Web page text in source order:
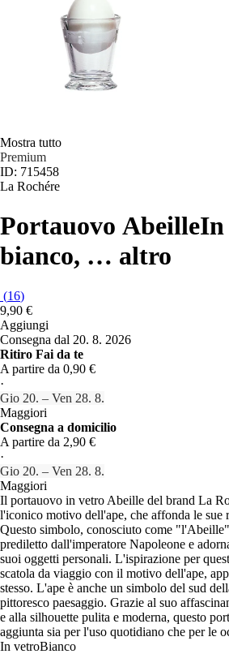
Mostra tutto
Premium
ID: 715458
La Rochére
Portauovo AbeilleIn
bianco, … altro
(16)
9,90 €
Aggiungi
Consegna dal 20. 8. 2026
Ritiro Fai da te
A partire da 0,90 €
·
Gio 20. – Ven 28. 8.
Maggiori
Consegna a domicilio
A partire da 2,90 €
·
Gio 20. – Ven 28. 8.
Maggiori
Il portauovo in vetro Abeille del brand La
l'iconico motivo dell'ape, che affonda le sue
Questo simbolo, conosciuto come
prediletto dall'imperatore Napoleone e
suoi oggetti personali. L'ispirazione per
scatola da viaggio con il motivo dell'ape,
stesso. L'ape è anche un simbolo del sud
pittoresco paesaggio. Grazie al suo
e alla silhouette pulita e moderna, questo
aggiunta sia per l'uso quotidiano che per le
In vetroBianco